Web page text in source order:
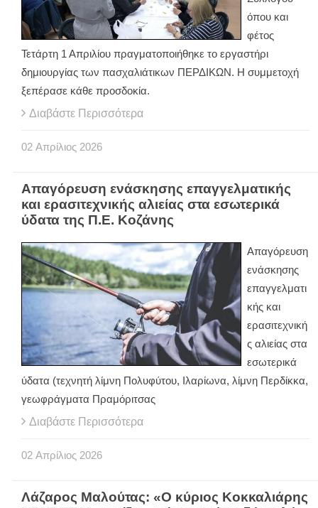
όπου και
φέτος
Τετάρτη 1 Απριλίου πραγματοποιήθηκε το εργαστήρι
δημιουργίας των πασχαλιάτικων ΠΕΡΔΙΚΩΝ. Η συμμετοχή
ξεπέρασε κάθε προσδοκία.
Διαβάστε Περισσότερα
02 Απρίλιος 2026
Απαγόρευση ενάσκησης επαγγελματικής
και ερασιτεχνικής αλιείας στα εσωτερικά
ύδατα της Π.Ε. Κοζάνης
Απαγόρευση
ενάσκησης
επαγγελματι
κής και
ερασιτεχνική
ς αλιείας στα
εσωτερικά
ύδατα (τεχνητή λίμνη Πολυφύτου, Ιλαρίωνα, λίμνη Περδίκκα,
γεωφράγματα Πραμόριτσας
Διαβάστε Περισσότερα
02 Απρίλιος 2026
Λάζαρος Μαλούτας: «Ο κύριος Κοκκαλιάρης